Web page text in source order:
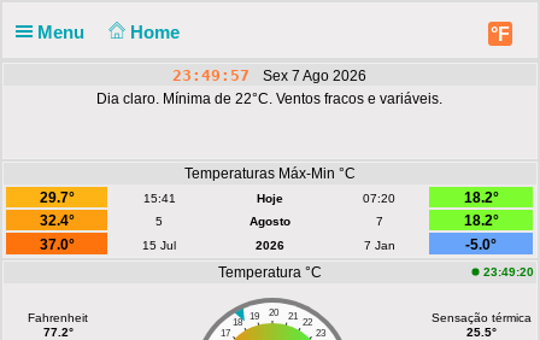
Menu Home °F
23:49:57
Sex 7 Ago 2026
Dia claro. Mínima de 22°C. Ventos fracos e variáveis.
Temperaturas Máx-Min °C
29.7°
15:41 Hoje 07:20
18.2°
32.4°
5 Agosto 7
18.2°
37.0°
15 Jul 2026 7 Jan
-5.0°
Temperatura °C
23:49:20
Fahrenheit
77.2°
20
19 21
18
22
17
23
Sensação térmica
25.5°